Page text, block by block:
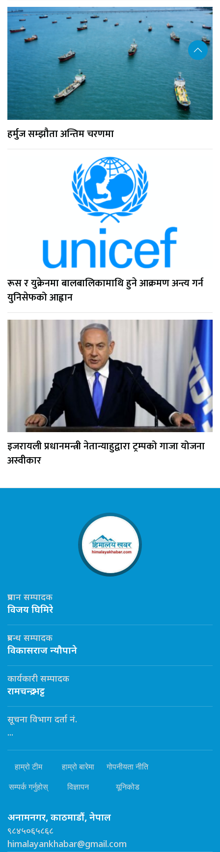
हर्मुज सम्झौता अन्तिम चरणमा
रूस र युक्रेनमा बालबालिकामाथि हुने आक्रमण अन्त्य गर्न
युनिसेफको आह्वान
इजरायली प्रधानमन्त्री नेतान्याहुद्वारा ट्रम्पको गाजा योजना
अस्वीकार
प्रधान सम्पादक
विजय घिमिरे
प्रबन्ध सम्पादक
विकासराज न्यौपाने
कार्यकारी सम्पादक
रामचन्द्र भट्ट
सूचना विभाग दर्ता नं.
...
हाम्रो टीम हाम्रो बारेमा गोपनीयता नीति
सम्पर्क गर्नुहोस् विज्ञापन यूनिकोड
अनामनगर, काठमाडौं, नेपाल
९८४५०६५८६८
himalayankhabar@gmail.com